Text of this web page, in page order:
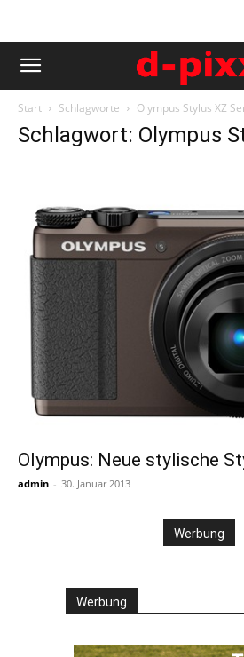
Start Schlagworte Olympus Stylus XZ
Schlagwort: Olympus
Olympus: Neue stylische
admin - 30. Januar 2013
Werbung
Werbung